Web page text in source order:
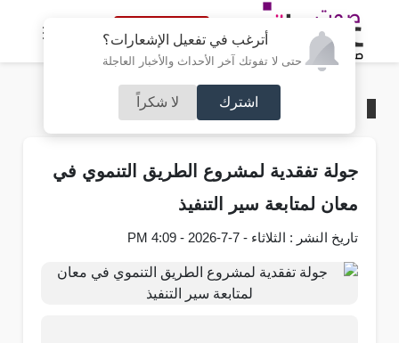
أترغب في تفعيل الإشعارات؟
حتى لا تفوتك آخر الأحداث والأخبار العاجلة
اشترك لا شكراً
النسخة الكاملة
مجتمع صوت عمان
جولة تفقدية لمشروع الطريق التنموي في
معان لمتابعة سير التنفيذ
تاريخ النشر : الثلاثاء - 7-7-2026 - 4:09 PM